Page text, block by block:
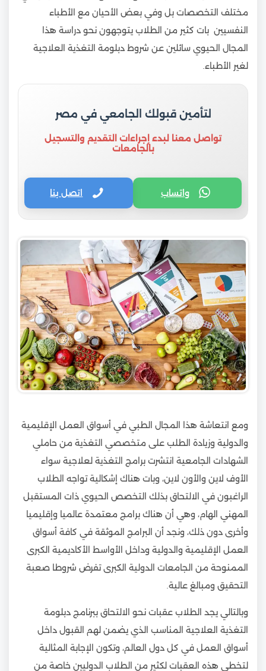
مختلف التخصصات بل وفي بعض الأحيان مع الأطباء
النفسيين بات كثير من الطلاب يتوجهون نحو دراسة هذا
المجال الحيوي سائلين عن شروط دبلومة التغذية العلاجية
لغير الأطباء.
لتأمين قبولك الجامعي في مصر
تواصل معنا لبدء إجراءات التقديم والتسجيل
بالجامعات
واتساب اتصل بنا
ومع انتعاشة هذا المجال الطبي في أسواق العمل الإقليمية
والدولية وزيادة الطلب على متخصصي التغذية من حاملي
الشهادات الجامعية انتشرت برامج التغذية لعلاجية سواء
الأوف لاين والأون لاين، وبات هناك إشكالية تواجه الطلاب
الراغبون في الالتحاق بذلك التخصص الحيوي ذات المستقبل
المهني الهام، وهي أن هناك برامج معتمدة عالميا وإقليميا
وأخرى دون ذلك، ونجد أن البرامج الموثقة في كافة أسواق
العمل الإقليمية والدولية وداخل الأواسط الأكاديمية الكبرى
الممنوحة من الجامعات الدولية الكبرى تفرض شروطا صعبة
التحقيق ومبالغ عالية.
وبالتالي يجد الطلاب عقبات نحو الالتحاق ببرنامج دبلومة
التغذية العلاجية المناسب الذي يضمن لهم القبول داخل
أسواق العمل في كل دول العالم، وتكون الإجابة المثالية
لتخطي هذه العقبات لكثير من الطلاب الدوليين خاصة من